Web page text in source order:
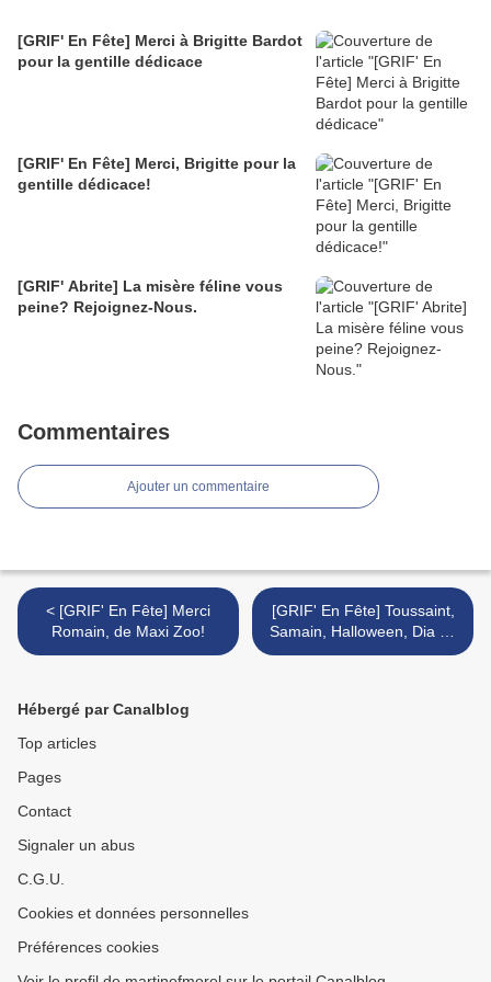
[GRIF' En Fête] Merci à Brigitte Bardot
pour la gentille dédicace
[GRIF' En Fête] Merci, Brigitte pour la
gentille dédicace!
[GRIF' Abrite] La misère féline vous
peine? Rejoignez-Nous.
Commentaires
Ajouter un commentaire
< [GRIF' En Fête] Merci
Romain, de Maxi Zoo!
[GRIF' En Fête] Toussaint,
Samain, Halloween, Dia de
los Muertos... >
Hébergé par Canalblog
Top articles
Pages
Contact
Signaler un abus
C.G.U.
Cookies et données personnelles
Préférences cookies